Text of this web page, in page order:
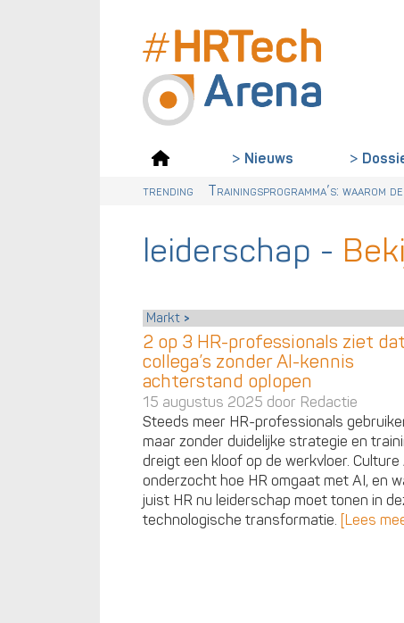
Nieuws
trending
Digitalisering & AI cruciaal voor
Van dialect naar ABN: waarom
De Workday AI-rechtszaak:
Trainingsprogramma’s: waarom
leiderschap -
Markt
2 op 3 HR-professionals ziet dat
collega’s zonder AI-kennis
achterstand oplopen
15 augustus 2025 door Redactie
Steeds meer HR-professionals
maar zonder duidelijke strategie en
dreigt een kloof op de werkvloer. Culture
onderzocht hoe HR omgaat met AI, en
juist HR nu leiderschap moet tonen in
technologische transformatie. [Lees